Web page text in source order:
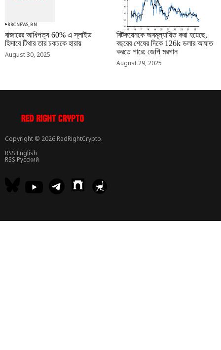
RRCNEWS_BN
বাজারের আধিপত্য 60% এ স্লাইড
হিসাবে টিথার তার চকচকে হারায়
August 30, 2025
RRCNEWS_BN
বিটকয়েনকে অবমূল্যায়িত করা হয়েছে,
বছরের শেষের দিকে 126k ডলার আঘাত
করতে পারে: জেপি মরগান
August 29, 2025
Copyright © 2026 RedRightCrypto.
RSS English
RSS Русский